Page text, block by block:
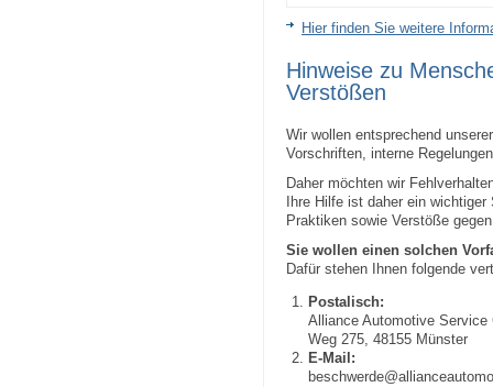
Hier finden Sie weitere
Hinweise zu
Verstößen
Wir wollen entsprechend
Vorschriften, interne
Daher möchten wir
Ihre Hilfe ist daher ein
Praktiken sowie Verstöße
Sie wollen einen solchen
Dafür stehen Ihnen folgende
Postalisch:
Alliance Automotive Service
Weg 275, 48155 Münster
E-Mail: